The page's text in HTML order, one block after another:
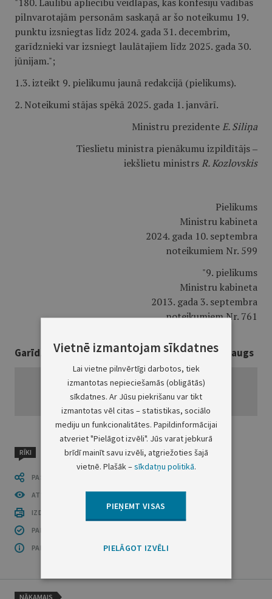
pilnvarotajām personām saskaņā ar šo noteikumu 19.
punktu izsniegtas līdz 2024. gada 31. decembrim,
garīdznieki var izsniegt laulātajiem līdz 2025. gada 30.
jūnijam.";
1.3. izteikt 9. pielikumu jaunā redakcijā (pielikums).
2. Noteikumi stājas spēkā 2025. gada 1. janvārī.
Ministru prezidenteE. Siliņa
Tieslietu ministra pienākumu izpildītājs ‒
iekšlietu ministrsR. Kozlovskis
Pielikums
Ministru kabineta
2024. gada 10. septembra
noteikumiem Nr. 599
"9. pielikums
Ministru kabineta
2013. gada 3. septembra
noteikumiem Nr. 761
Garīdznieka reģistrētas laulības apliecības paraugs
RĪKI
PASTĀSTI CITIEM
ATVĒRT PUBLIKĀCIJU (PDF)
IZDRUKĀT PUBLIKĀCIJU
PAR INFORMĀCIJAS DROŠĪBU
PAR ŠO GRUPU
NĀKAMAIS
Vietnē izmantojam sīkdatnes
Lai vietne pilnvērtīgi darbotos, tiek
izmantotas nepieciešamās (obligātās)
sīkdatnes. Ar Jūsu piekrišanu var tikt
izmantotas vēl citas – statistikas, sociālo
mediju un funkcionalitātes. Papildinformācijai
atveriet "Pielāgot izvēli". Jūs varat jebkurā
brīdī mainīt savu izvēli, atgriežoties šajā
vietnē. Plašāk –sīkdatņu politikā.
PIEŅEMT VISAS
PIELĀGOT IZVĒLI